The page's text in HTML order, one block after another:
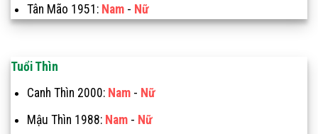
Tân Mão 1951: Nam- Nữ
Tuổi Thìn
Canh Thìn 2000: Nam- Nữ
Mậu Thìn 1988: Nam- Nữ